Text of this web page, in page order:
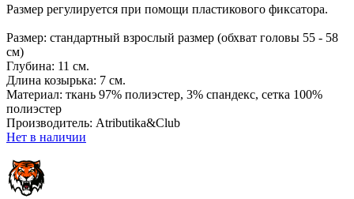
Размер регулируется при помощи пластикового фиксатора.
Размер: стандартный взрослый размер (обхват головы 55 - 58
см)
Глубина: 11 см.
Длина козырька: 7 см.
Материал: ткань 97% полиэстер, 3% спандекс, сетка 100%
полиэстер
Производитель: Atributika&Club
Нет в наличии